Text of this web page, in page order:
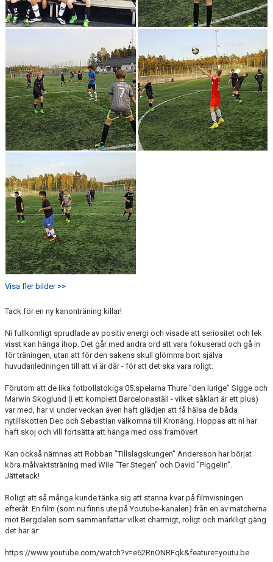
Visa fler bilder >>
Tack för en ny kanonträning killar!
Ni fullkomligt sprudlade av positiv energi och visade att seriositet och lek
visst kan hänga ihop. Det går med andra ord att vara fokuserad och gå in
för träningen, utan att för den sakens skull glömma bort själva
huvudanledningen till att vi är där - för att det ska vara roligt.
Förutom att de lika fotbollstokiga 05:spelarna Thure "den lurige" Sigge och
Marwin Skoglund (i ett komplett Barcelonaställ - vilket såklart är ett plus)
var med, har vi under veckan även haft glädjen att få hälsa de båda
nytillskotten Dec och Sebastian välkomna till Kronäng. Hoppas att ni har
haft skoj och vill fortsätta att hänga med oss framöver!
Kan också nämnas att Robban "Tillslagskungen" Andersson har börjat
köra målvaktsträning med Wile "Ter Stegen" och David "Piggelin".
Jättetack!
Roligt att så många kunde tänka sig att stanna kvar på filmvisningen
efteråt. En film (som nu finns ute på Youtube-kanalen) från en av matcherna
mot Bergdalen som sammanfattar vilket charmigt, roligt och märkligt gäng
det här är:
https://www.youtube.com/watch?v=e62RnONRFqk&feature=youtu.be